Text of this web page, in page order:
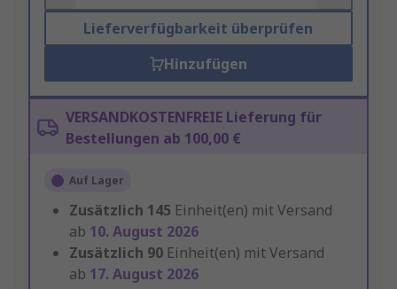
Lieferverfügbarkeit überprüfen
Hinzufügen
VERSANDKOSTENFREIE Lieferung für
Bestellungen ab 100,00 €
Auf Lager
Zusätzlich 145 Einheit(en) mit Versand
ab 10. August 2026
Zusätzlich 90 Einheit(en) mit Versand
ab 17. August 2026